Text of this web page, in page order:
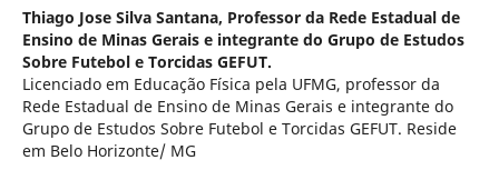
Thiago Jose Silva Santana, Professor da Rede Estadual de
Ensino de Minas Gerais e integrante do Grupo de Estudos
Sobre Futebol e Torcidas GEFUT.
Licenciado em Educação Física pela UFMG, professor da
Rede Estadual de Ensino de Minas Gerais e integrante do
Grupo de Estudos Sobre Futebol e Torcidas GEFUT. Reside
em Belo Horizonte/ MG